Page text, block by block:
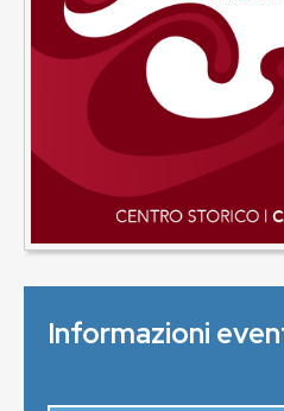
Informazioni